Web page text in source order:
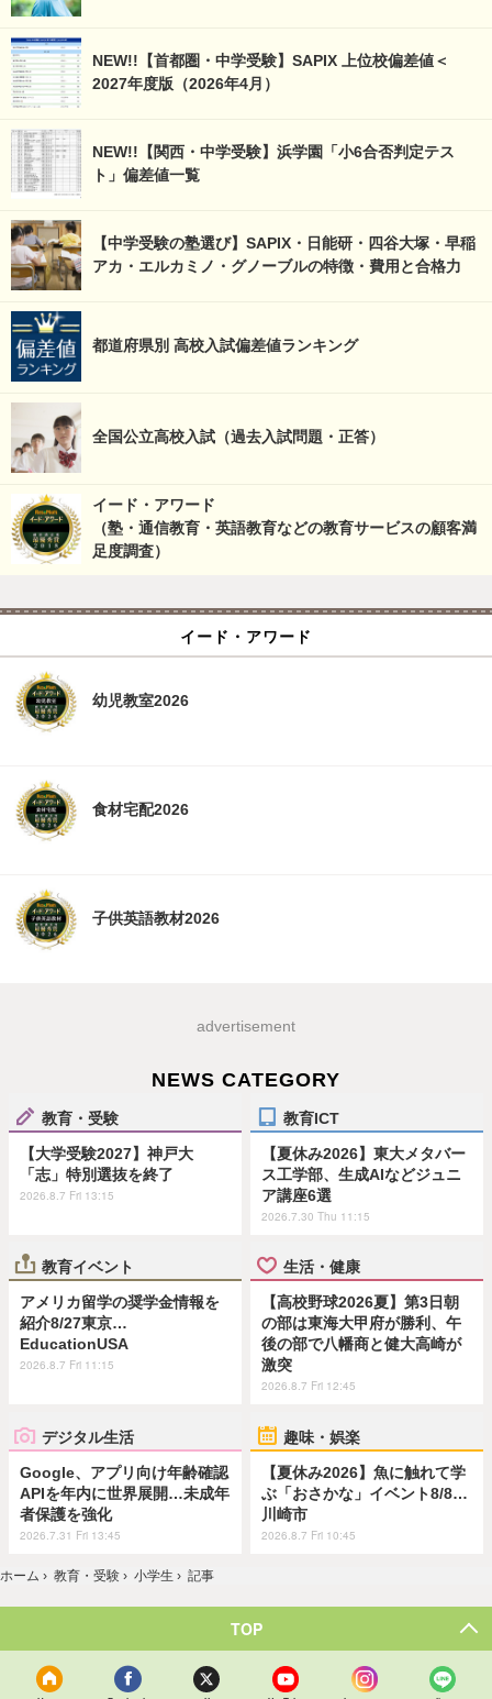
NEW!!【首都圏・中学受験】SAPIX 上位校偏差値＜
2027年度版（2026年4月）
NEW!!【関西・中学受験】浜学園「小6合否判定テス
ト」偏差値一覧
【中学受験の塾選び】SAPIX・日能研・四谷大塚・早稲
アカ・エルカミノ・グノーブルの特徴・費用と合格力
都道府県別 高校入試偏差値ランキング
全国公立高校入試（過去入試問題・正答）
イード・アワード
（塾・通信教育・英語教育などの教育サービスの顧客満
足度調査）
イード・アワード
幼児教室2026
食材宅配2026
子供英語教材2026
advertisement
NEWS CATEGORY
教育・受験
【大学受験2027】神戸大
「志」特別選抜を終了
2026.8.7 Fri 13:15
教育ICT
【夏休み2026】東大メタバー
ス工学部、生成AIなどジュニ
ア講座6選
2026.7.30 Thu 11:15
教育イベント
アメリカ留学の奨学金情報を
紹介8/27東京…
EducationUSA
2026.8.7 Fri 11:15
生活・健康
【高校野球2026夏】第3日朝
の部は東海大甲府が勝利、午
後の部で八幡商と健大高崎が
激突
2026.8.7 Fri 12:45
デジタル生活
Google、アプリ向け年齢確認
APIを年内に世界展開…未成年
者保護を強化
2026.7.31 Fri 13:45
趣味・娯楽
【夏休み2026】魚に触れて学
ぶ「おさかな」イベント8/8…
川崎市
2026.8.7 Fri 10:45
ホーム › 教育・受験 › 小学生 › 記事
TOP